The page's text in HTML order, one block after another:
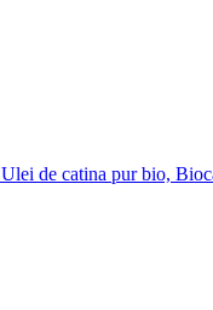
Ulei de catina pur bio,